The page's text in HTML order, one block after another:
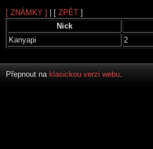
[ ZNÁMKY ] | [ ZPĚT ]
Nick
Kanyapi
2
Přepnout na klasickou verzi webu